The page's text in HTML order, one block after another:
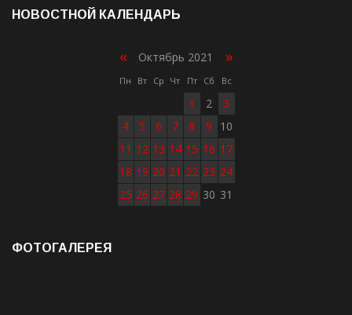
НОВОСТНОЙ КАЛЕНДАРЬ
« Октябрь 2021 »
Пн Вт Ср Чт Пт Сб Вс
1 2
3
4
5 6 7 8 9
10
11 12 13 14 15 16 17
18 19 20 21 22 23 24
25 26 27 28 29 30 31
ФОТОГАЛЕРЕЯ